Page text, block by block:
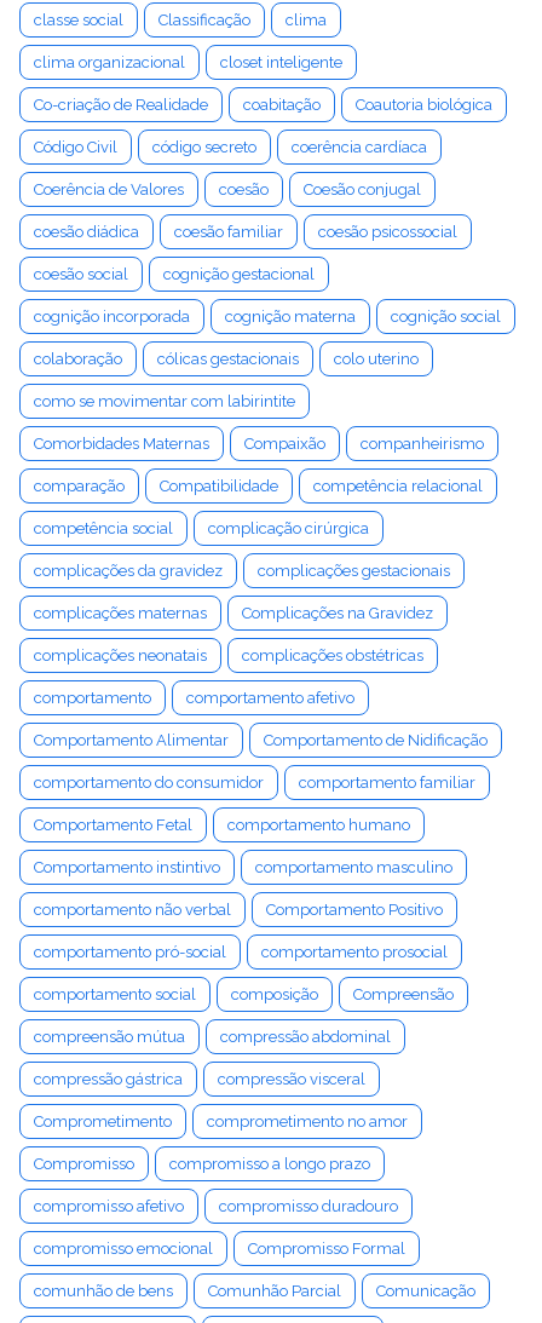
classe social Classificação clima
clima organizacional closet inteligente
Co-criação de Realidade coabitação Coautoria biológica
Código Civil código secreto coerência cardíaca
Coerência de Valores coesão Coesão conjugal
coesão diádica coesão familiar coesão psicossocial
coesão social cognição gestacional
cognição incorporada cognição materna cognição social
colaboração cólicas gestacionais colo uterino
como se movimentar com labirintite
Comorbidades Maternas Compaixão companheirismo
comparação Compatibilidade competência relacional
competência social complicação cirúrgica
complicações da gravidez complicações gestacionais
complicações maternas Complicações na Gravidez
complicações neonatais complicações obstétricas
comportamento comportamento afetivo
Comportamento Alimentar Comportamento de Nidificação
comportamento do consumidor comportamento familiar
Comportamento Fetal comportamento humano
Comportamento instintivo comportamento masculino
comportamento não verbal Comportamento Positivo
comportamento pró-social comportamento prosocial
comportamento social composição Compreensão
compreensão mútua compressão abdominal
compressão gástrica compressão visceral
Comprometimento comprometimento no amor
Compromisso compromisso a longo prazo
compromisso afetivo compromisso duradouro
compromisso emocional Compromisso Formal
comunhão de bens Comunhão Parcial Comunicação